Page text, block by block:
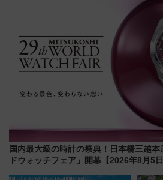
国内最大級の時計の祭典！日本橋三越
ドウォッチフェア」開幕【2026年8月5日